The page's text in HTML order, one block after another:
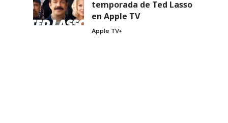
temporada de Ted Lasso
en Apple TV
Apple TV+